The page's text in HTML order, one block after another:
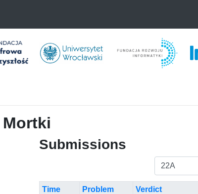
Submissions
Time Problem Verdict